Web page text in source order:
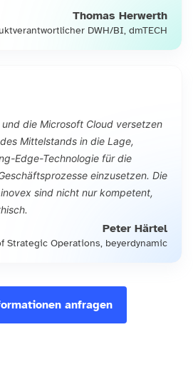
Thomas Herwerth
DWH/BI, dmTECH
die Microsoft Cloud versetzen
Mittelstands in die Lage,
Edge-Technologie für die
einzusetzen. Die
sind nicht nur kompetent,
Peter Härtel
Strategic Operations, beyerdynamic
anfragen